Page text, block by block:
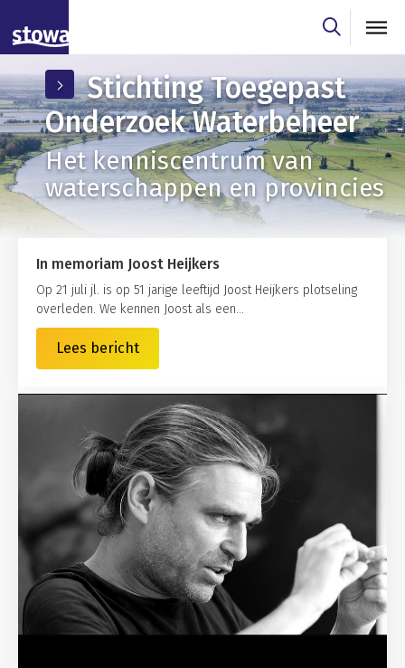
Skip to main content
Skip to main nav
Stichting Toegepast
Onderzoek Waterbeheer
Het kenniscentrum van
waterschappen en provincies
In memoriam Joost Heijkers
Op 21 juli jl. is op 51 jarige leeftijd Joost Heijkers plotseling
overleden. We kennen Joost als een...
Lees bericht